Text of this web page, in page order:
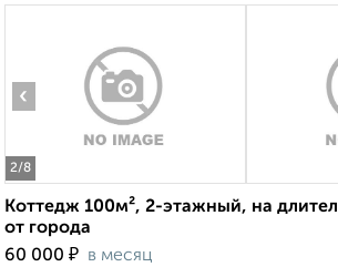
2/8
‹
Коттедж 100м², 2-этажный, на
от города
60 000 ₽ в месяц